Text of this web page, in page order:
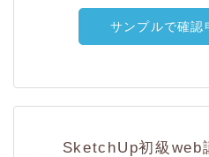
サンプルで確認
SketchUp初級web